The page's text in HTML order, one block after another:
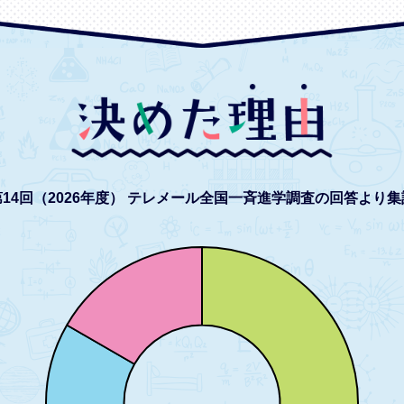
回（2026年度） テレメール全国一斉進学調査の回答より集